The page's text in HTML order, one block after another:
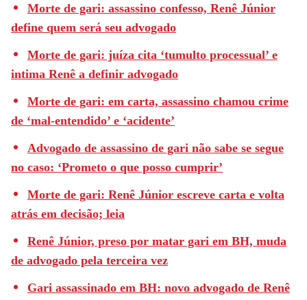
Morte de gari: assassino confesso, Renê Júnior
define quem será seu advogado
Morte de gari: juíza cita ‘tumulto processual’ e
intima Renê a definir advogado
Morte de gari: em carta, assassino chamou crime
de ‘mal-entendido’ e ‘acidente’
Advogado de assassino de gari não sabe se segue
no caso: ‘Prometo o que posso cumprir’
Morte de gari: Renê Júnior escreve carta e volta
atrás em decisão; leia
Renê Júnior, preso por matar gari em BH, muda
de advogado pela terceira vez
Gari assassinado em BH: novo advogado de Renê